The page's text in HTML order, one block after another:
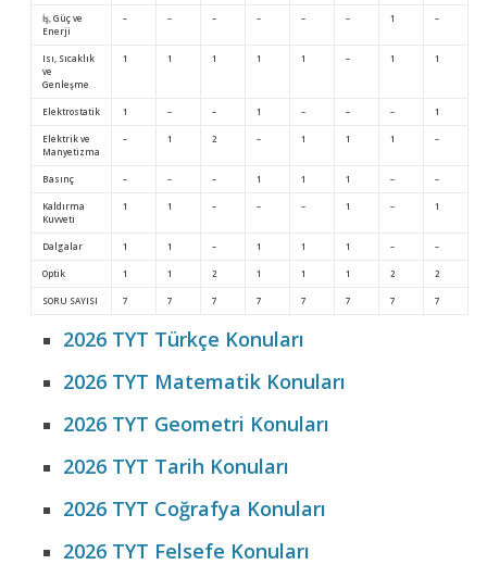
İş, Güç ve
Enerji
– – – – – – 1 –
Isı, Sıcaklık
ve
Genleşme
1 1 1 1 1 – 1 1
Elektrostatik 1 – – 1 – – – 1
Elektrik ve
Manyetizma
– 1 2 – 1 1 1 –
Basınç – – – 1 1 1 – –
Kaldırma
Kuvveti
1 1 – – – 1 – 1
Dalgalar 1 1 – 1 1 1 – –
Optik 1 1 2 1 1 1 2 2
SORU SAYISI 7 7 7 7 7 7 7 7
2026 TYT Türkçe Konuları
2026 TYT Matematik Konuları
2026 TYT Geometri Konuları
2026 TYT Tarih Konuları
2026 TYT Coğrafya Konuları
2026 TYT Felsefe Konuları